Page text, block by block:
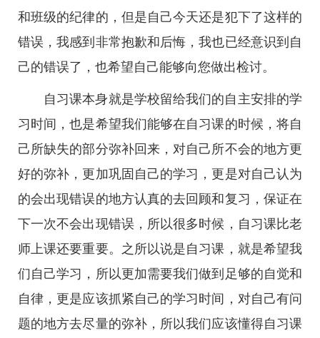
和班级的纪律的，但是自己今天还是犯下了这样的
错误，我感到非常抱歉和后悔，我也已经意识到自
己的错误了，也希望自己能够向您做出检讨。
自习课本身就是学校留给我们的自主安排的学
习时间，也是希望我们能够在自习课的时候，将自
己所缺失的部分弥补回来，对自己所不会的地方更
好的弥补，更加巩固自己的学习，更是对自己认为
的会出现错误的地方认真的去回顾和复习，保证在
下一次不会出现错误，所以很多时候，自习课比老
师上课还要重要。之所以说是自习课，就是希望我
们自己学习，所以更加需要我们做到足够的自觉和
自律，更是应该抓紧自己的学习时间，对自己有问
题的地方去尽量的弥补，所以我们应该懂得自习课